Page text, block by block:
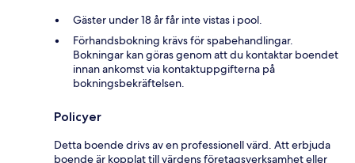
Gäster under 18 år får inte vistas i pool.
Förhandsbokning krävs för spabehandlingar.
Bokningar kan göras genom att du kontaktar boendet
innan ankomst via kontaktuppgifterna på
bokningsbekräftelsen.
Policyer
Detta boende drivs av en professionell värd. Att erbjuda
boende är kopplat till värdens företagsverksamhet eller